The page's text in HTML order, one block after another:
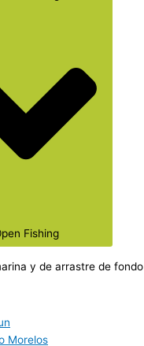
Fishing
y de arrastre de fondo
Morelos